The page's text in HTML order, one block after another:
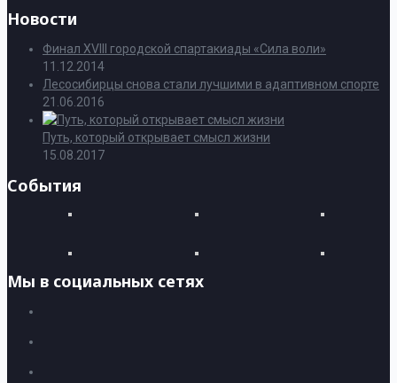
Новости
Финал XVIII городской спартакиады «Сила воли»
11.12.2014
Лесосибирцы снова стали лучшими в адаптивном спорте
21.06.2016
Путь, который открывает смысл жизни
15.08.2017
События
Мы в социальных сетях